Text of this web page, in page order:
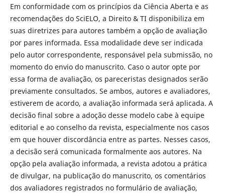
Em conformidade com os princípios da Ciência Aberta e as
recomendações do SciELO, a Direito & TI disponibiliza em
suas diretrizes para autores também a opção de avaliação
por pares informada. Essa modalidade deve ser indicada
pelo autor correspondente, responsável pela submissão, no
momento do envio do manuscrito. Caso o autor opte por
essa forma de avaliação, os pareceristas designados serão
previamente consultados. Se ambos, autores e avaliadores,
estiverem de acordo, a avaliação informada será aplicada. A
decisão final sobre a adoção desse modelo cabe à equipe
editorial e ao conselho da revista, especialmente nos casos
em que houver discordância entre as partes. Nesses casos,
a decisão será comunicada formalmente aos autores. Na
opção pela avaliação informada, a revista adotou a prática
de divulgar, na publicação do manuscrito, os comentários
dos avaliadores registrados no formulário de avaliação,